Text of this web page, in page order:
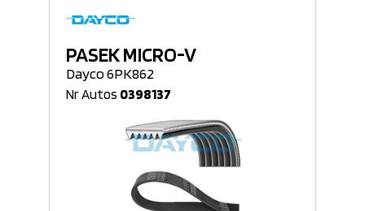
PASEK MICRO-V
Dayco 6PK862
Nr Autos 0398137